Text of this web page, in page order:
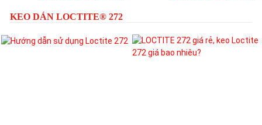
KEO DÁN LOCTITE® 272